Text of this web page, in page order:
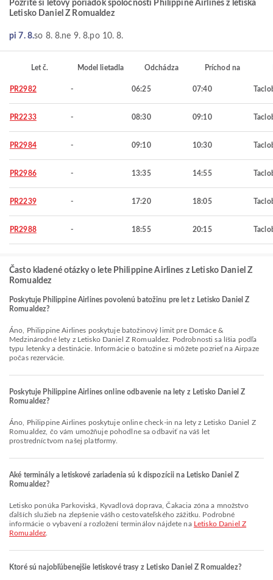
Pozrite si letový poriadok spoločnosti Philippine Airlines z letiska
Letisko Daniel Z Romualdez
pi 7. 8.so 8. 8.ne 9. 8.po 10. 8.
Let č. Model lietadla Odchádza Príchod na
PR2982 - 06:25 07:40
PR2233 - 08:30 09:10
PR2984 - 09:10 10:30
PR2986 - 13:35 14:55
PR2239 - 17:20 18:05
PR2988 - 18:55 20:15
Často kladené otázky o lete Philippine Airlines z Letisko Daniel Z
Romualdez
Poskytuje Philippine Airlines povolenú batožinu pre let z Letisko Daniel Z
Romualdez?
Áno, Philippine Airlines poskytuje batožinový limit pre Domáce &
Medzinárodné lety z Letisko Daniel Z Romualdez. Podrobnosti sa líšia podľa
typu letenky a destinácie. Informácie o batožine si môžete pozrieť na Airpaze
počas rezervácie.
Poskytuje Philippine Airlines online odbavenie na lety z Letisko Daniel Z
Romualdez?
Áno, Philippine Airlines poskytuje online check-in na lety z Letisko Daniel Z
Romualdez, čo vám umožňuje pohodlne sa odbaviť na váš let
prostredníctvom našej platformy.
Aké terminály a letiskové zariadenia sú k dispozícii na Letisko Daniel Z
Romualdez?
Letisko ponúka Parkoviská, Kyvadlová doprava, Čakacia zóna a množstvo
ďalších služieb na zlepšenie vášho cestovateľského zážitku. Podrobné
informácie o vybavení a rozložení terminálov nájdete na Letisko Daniel Z
Romualdez
Ktoré sú najobľúbenejšie letiskové trasy z Letisko Daniel Z Romualdez?